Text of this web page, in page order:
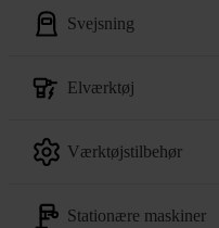
svejsning
elværktøj
værktøjstilbehør
stationære maskiner